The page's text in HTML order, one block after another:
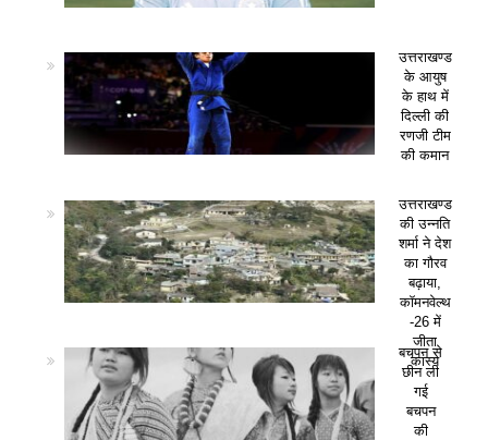
उत्तराखण्ड
के आयुष
के हाथ में
दिल्ली की
रणजी टीम
की कमान
उत्तराखण्ड
की उन्नति
शर्मा ने देश
का गौरव
बढ़ाया,
कॉमनवेल्थ
-26 में
जीता
कांस्य
बचपन से
छीन ली
गई
बचपन
की